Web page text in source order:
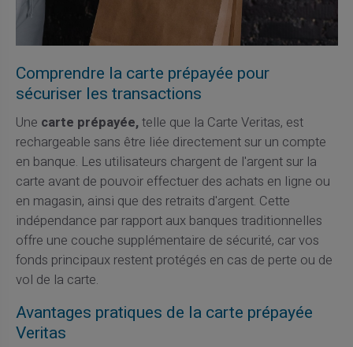
Comprendre la carte prépayée pour
sécuriser les transactions
Une carte prépayée,telle que la Carte Veritas, est
rechargeable sans être liée directement sur un compte
en banque. Les utilisateurs chargent de l'argent sur la
carte avant de pouvoir effectuer des achats en ligne ou
en magasin, ainsi que des retraits d'argent. Cette
indépendance par rapport aux banques traditionnelles
offre une couche supplémentaire de sécurité, car vos
fonds principaux restent protégés en cas de perte ou de
vol de la carte.
Avantages pratiques de la carte prépayée
Veritas